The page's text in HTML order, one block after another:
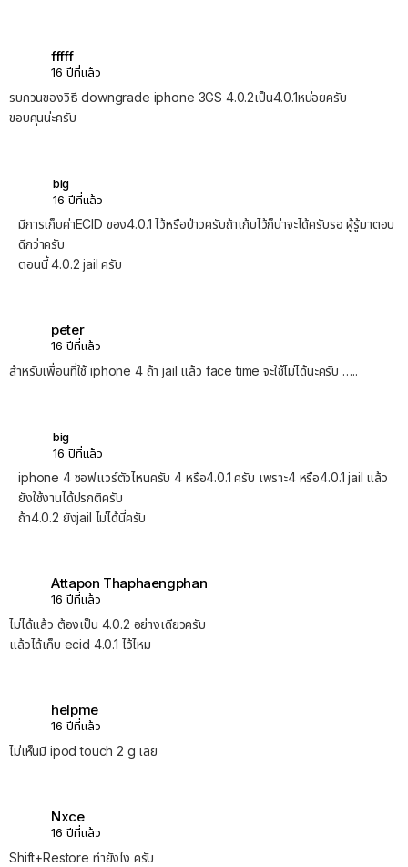
fffff
16 ปีที่แล้ว
รบกวนของวิธี downgrade iphone 3GS 4.0.2เป็น4.0.1หน่อยครับ
ขอบคุนน่ะครับ
big
16 ปีที่แล้ว
มีการเก็บค่าECID ของ4.0.1 ไว้หรือป่าวครับถ้าเก้บไว้ก็น่าจะได้ครับรอ ผู้รู้มาตอบ
ดีกว่าครับ
ตอนนี้ 4.0.2 jail ครับ
peter
16 ปีที่แล้ว
สำหรับเพื่อนที่ใช้ iphone 4 ถ้า jail แล้ว face time จะใช้ไม่ได้นะครับ …..
big
16 ปีที่แล้ว
iphone 4 ซอฟแวร์ตัวไหนครับ 4 หรือ4.0.1 ครับ เพราะ4 หรือ4.0.1 jail แล้ว
ยังใช้งานได้ปรกติครับ
ถ้า4.0.2 ยังjail ไม่ได้นี่ครับ
Attapon Thaphaengphan
16 ปีที่แล้ว
ไม่ได้แล้ว ต้องเป็น 4.0.2 อย่างเดียวครับ
แล้วได้เก็บ ecid 4.0.1 ไว้ไหม
helpme
16 ปีที่แล้ว
ไม่เห็นมี ipod touch 2 g เลย
Nxce
16 ปีที่แล้ว
Shift+Restore ทำยังไง ครับ